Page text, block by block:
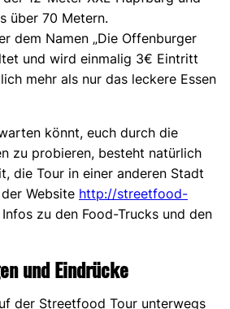
über 70 Metern.
dem Namen „Die Offenburger
und wird einmalig 3€ Eintritt
mehr als nur das leckere Essen
könnt, euch durch die
zu probieren, besteht natürlich
die Tour in einer anderen Stadt
Website http://streetfood-
zu den Food-Trucks und den
und Eindrücke
der Streetfood Tour unterwegs